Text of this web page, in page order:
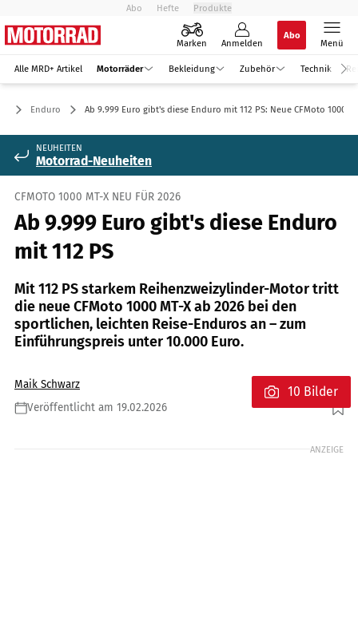
Abo Hefte Produkte
Marken Anmelden
Abo
Menü
Alle MRD+ Artikel Motorräder Bekleidung Zubehör Technik
Enduro Ab 9.999 Euro gibt's diese Enduro mit 112 PS: Neue CFMoto 1000
NEUHEITEN
Motorrad-Neuheiten
CFMOTO 1000 MT-X NEU FÜR 2026
Ab 9.999 Euro gibt's diese Enduro
mit 112 PS
Mit 112 PS starkem Reihenzweizylinder-Motor tritt
die neue CFMoto 1000 MT-X ab 2026 bei den
sportlichen, leichten Reise-Enduros an – zum
Einführungspreis unter 10.000 Euro.
Maik Schwarz
Veröffentlicht am 19.02.2026
Foto: CFMoto
10 Bilder
ANZEIGE